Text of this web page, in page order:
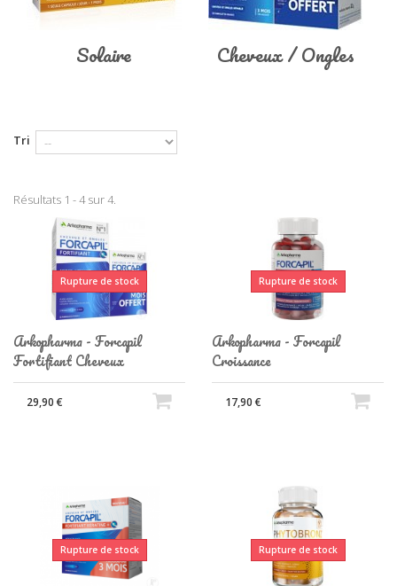
Solaire Cheveux / Ongles
Tri
Résultats 1 - 4 sur 4.
Rupture de stock
Arkopharma - Forcapil
Fortifiant Cheveux
29,90 €
Rupture de stock
Arkopharma - Forcapil
Croissance
17,90 €
Rupture de stock Rupture de stock